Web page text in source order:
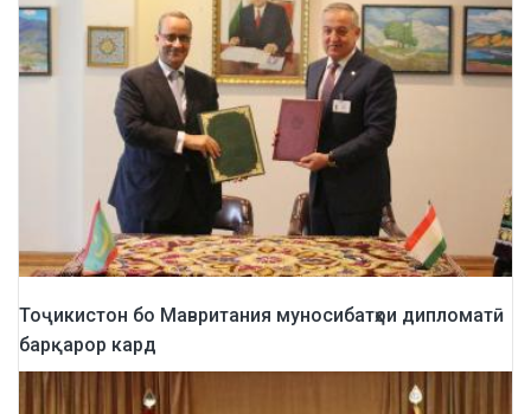
Тоҷикистон бо Мавритания муносибатҳои дипломатӣ
барқарор кард